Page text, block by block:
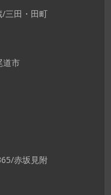
/三田・田町
道市
赤坂見附